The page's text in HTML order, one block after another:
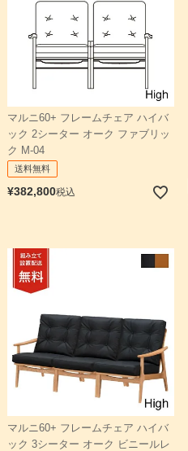
マルニ60+ フレームチェア ハイバ
ック 2シーター オーク ファブリッ
ク M-04
送料無料
¥382,800税込
マルニ60+ フレームチェア ハイバ
ック 3シーター オーク ビニールレ